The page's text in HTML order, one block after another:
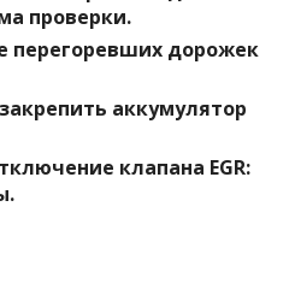
проверки.
перегоревших дорожек
аккумулятор
клапана EGR: